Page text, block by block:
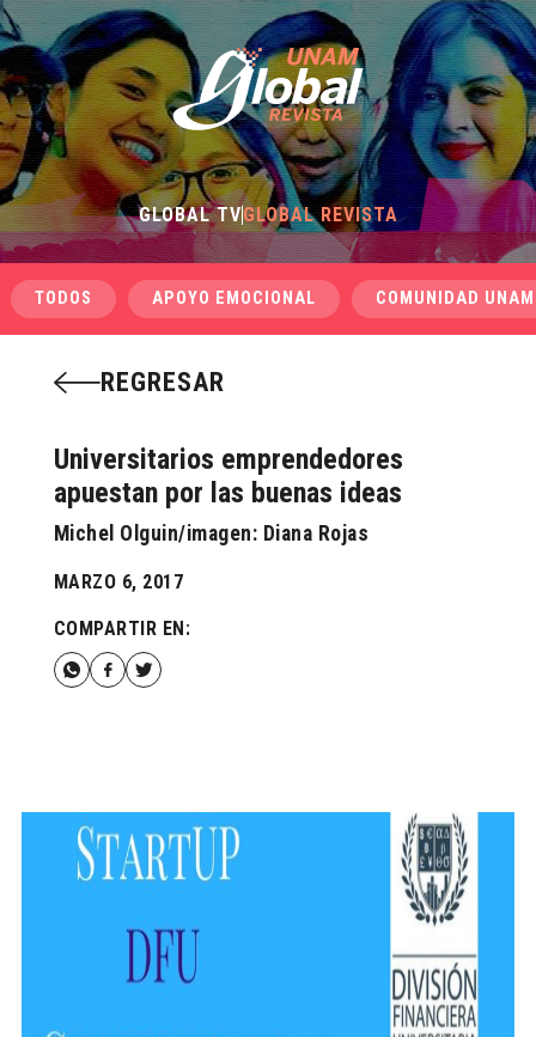
GLOBAL TVGLOBAL REVISTA
TODOS APOYO EMOCIONAL COMUNIDAD UNAM
REGRESAR
Universitarios emprendedores
apuestan por las buenas ideas
Michel Olguin/imagen: Diana Rojas
MARZO 6, 2017
COMPARTIR EN: